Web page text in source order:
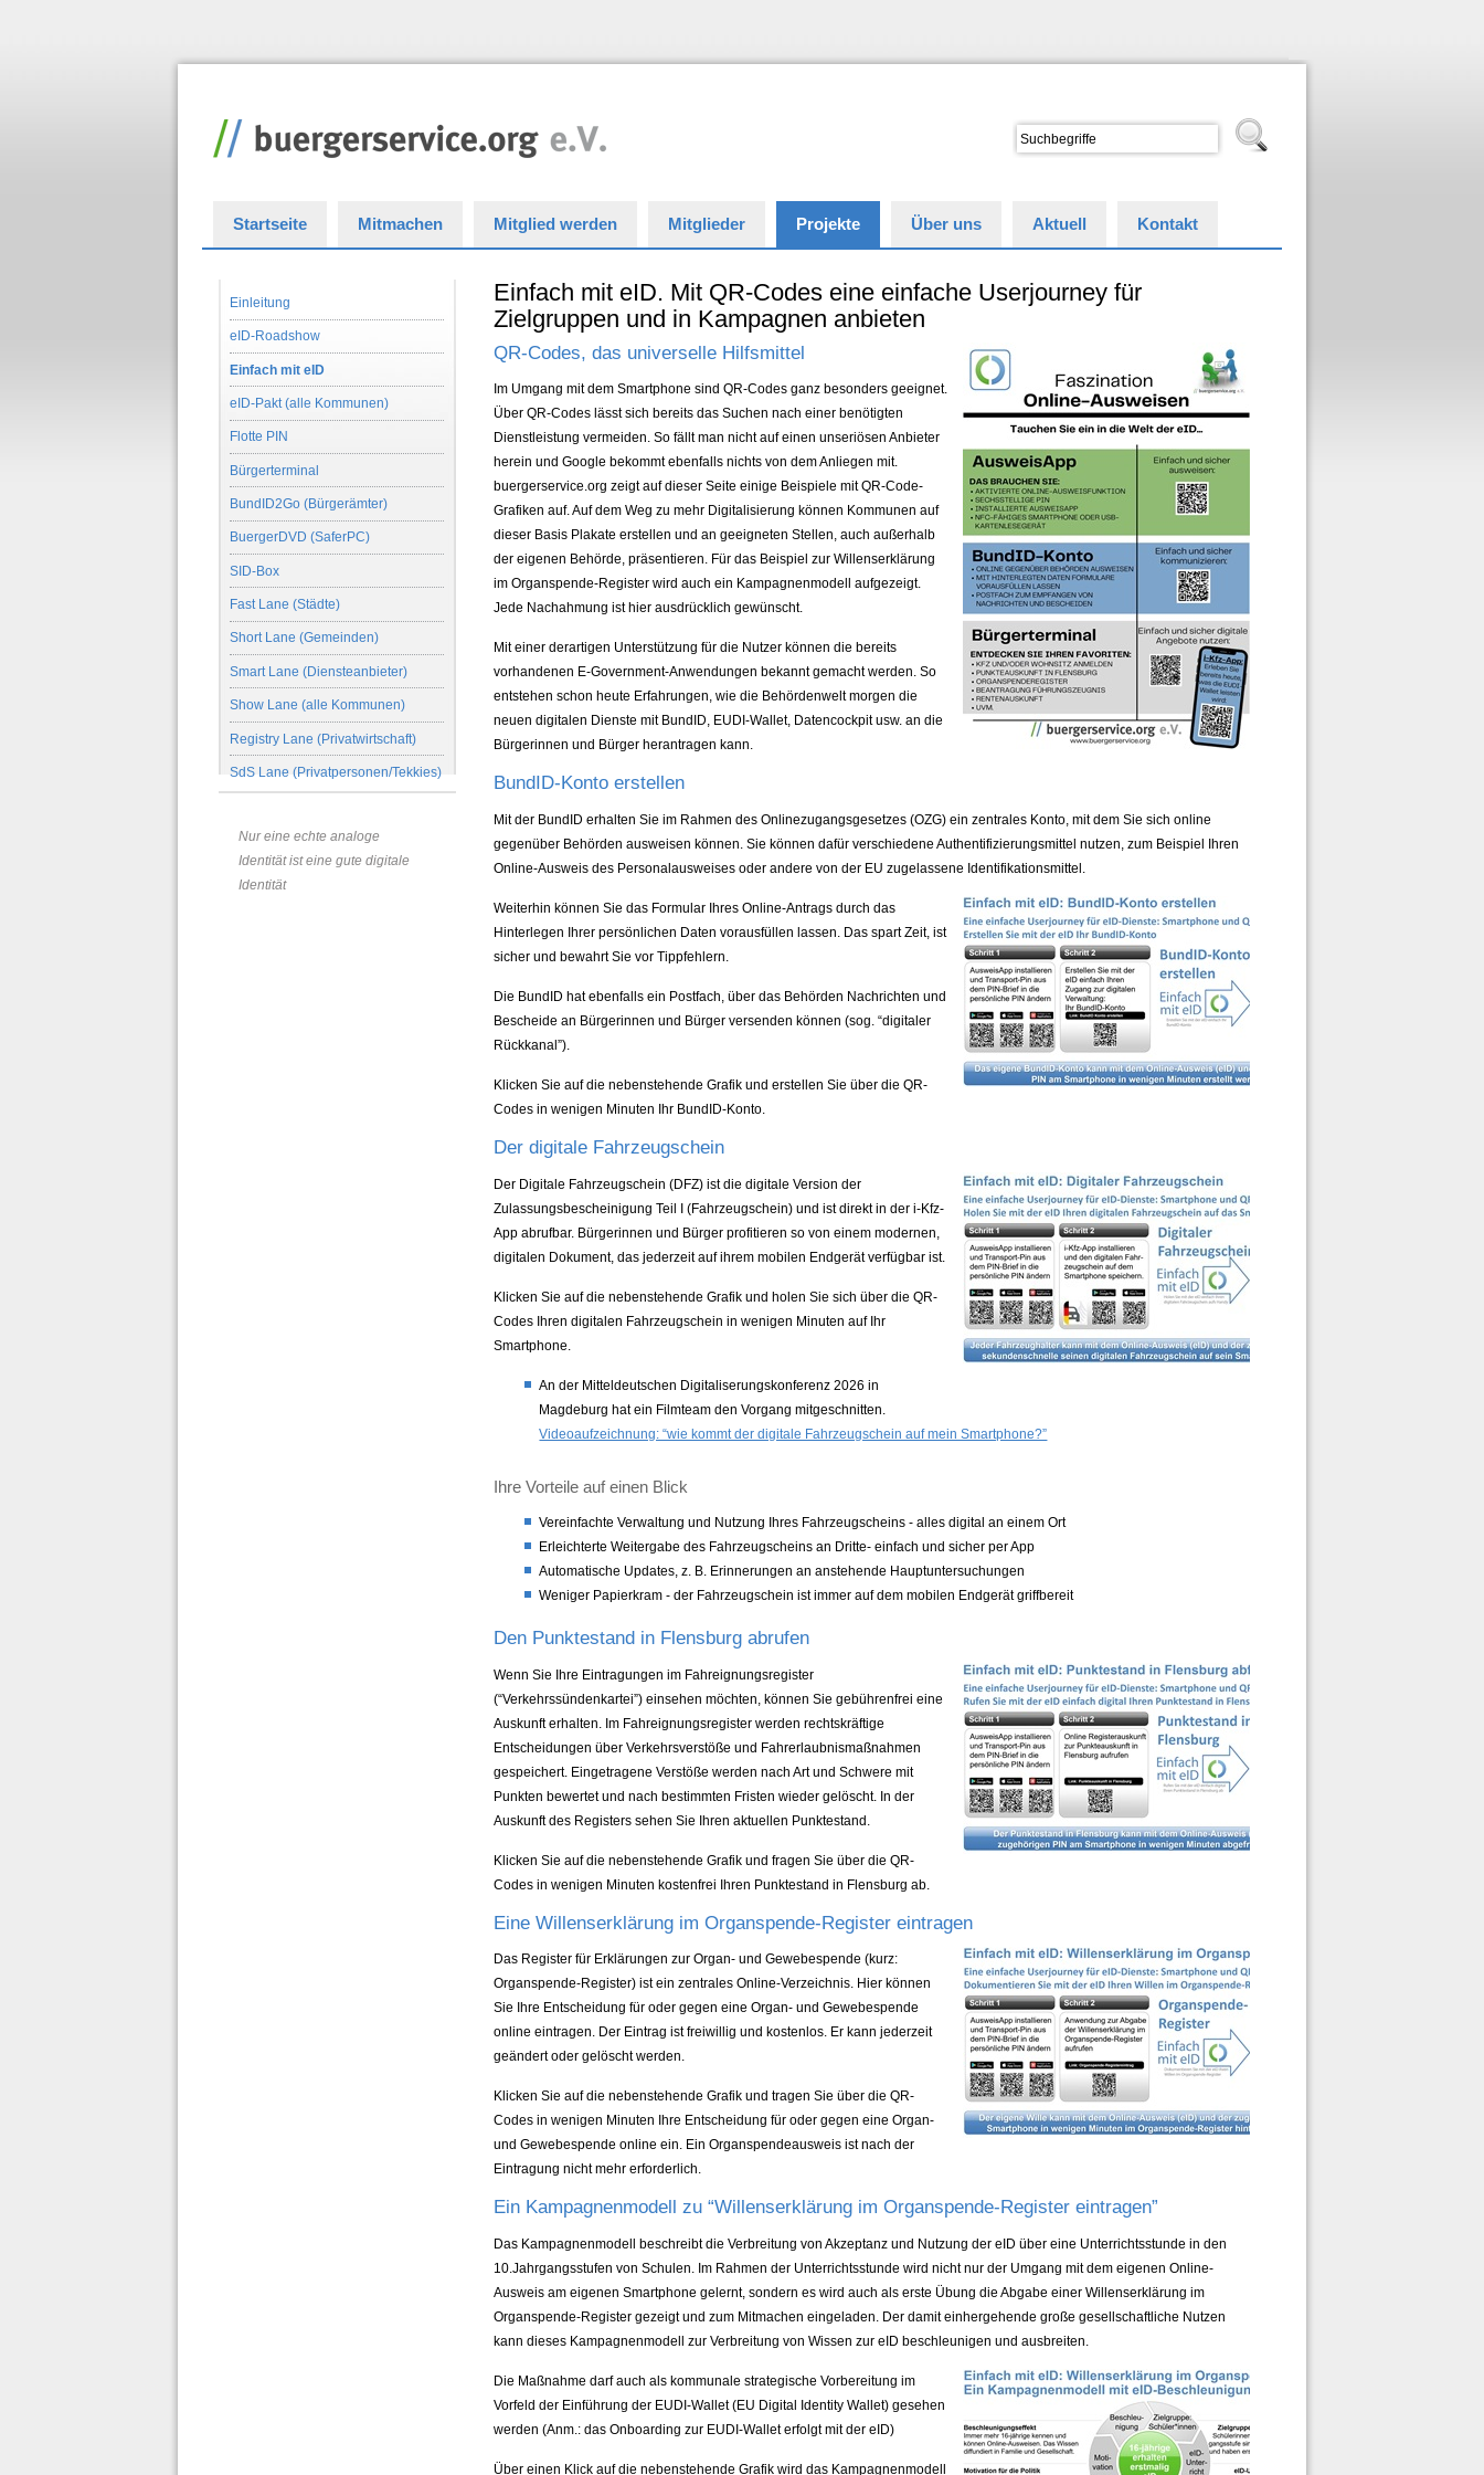
Startseite Mitmachen Mitglied werden Mitglieder Projekte Über uns Aktuell Kontakt
Einleitung
eID-Roadshow
Einfach mit eID
eID-Pakt (alle Kommunen)
Flotte PIN
Bürgerterminal
BundID2Go (Bürgerämter)
BuergerDVD (SaferPC)
SID-Box
Fast Lane (Städte)
Short Lane (Gemeinden)
Smart Lane (Diensteanbieter)
Show Lane (alle Kommunen)
Registry Lane (Privatwirtschaft)
SdS Lane (Privatpersonen/Tekkies)
Nur eine echte analoge
Identität ist eine gute digitale
Identität
Einfach mit eID. Mit QR-Codes eine einfache Userjourney für
Zielgruppen und in Kampagnen anbieten
QR-Codes, das universelle Hilfsmittel
Im Umgang mit dem Smartphone sind QR-Codes ganz besonders geeignet.
Über QR-Codes lässt sich bereits das Suchen nach einer benötigten
Dienstleistung vermeiden. So fällt man nicht auf einen unseriösen Anbieter
herein und Google bekommt ebenfalls nichts von dem Anliegen mit.
buergerservice.org zeigt auf dieser Seite einige Beispiele mit QR-Code-
Grafiken auf. Auf dem Weg zu mehr Digitalisierung können Kommunen auf
dieser Basis Plakate erstellen und an geeigneten Stellen, auch außerhalb
der eigenen Behörde, präsentieren. Für das Beispiel zur Willenserklärung
im Organspende-Register wird auch ein Kampagnenmodell aufgezeigt.
Jede Nachahmung ist hier ausdrücklich gewünscht.
Mit einer derartigen Unterstützung für die Nutzer können die bereits
vorhandenen E-Government-Anwendungen bekannt gemacht werden. So
entstehen schon heute Erfahrungen, wie die Behördenwelt morgen die
neuen digitalen Dienste mit BundID, EUDI-Wallet, Datencockpit usw. an die
Bürgerinnen und Bürger herantragen kann.
BundID-Konto erstellen
Mit der BundID erhalten Sie im Rahmen des Onlinezugangsgesetzes (OZG) ein zentrales Konto, mit dem Sie sich online
gegenüber Behörden ausweisen können. Sie können dafür verschiedene Authentifizierungsmittel nutzen, zum Beispiel Ihren
Online-Ausweis des Personalausweises oder andere von der EU zugelassene Identifikationsmittel.
Weiterhin können Sie das Formular Ihres Online-Antrags durch das
Hinterlegen Ihrer persönlichen Daten vorausfüllen lassen. Das spart Zeit, ist
sicher und bewahrt Sie vor Tippfehlern.
Die BundID hat ebenfalls ein Postfach, über das Behörden Nachrichten und
Bescheide an Bürgerinnen und Bürger versenden können (sog. “digitaler
Rückkanal”).
Klicken Sie auf die nebenstehende Grafik und erstellen Sie über die QR-
Codes in wenigen Minuten Ihr BundID-Konto.
Der digitale Fahrzeugschein
Der Digitale Fahrzeugschein (DFZ) ist die digitale Version der
Zulassungsbescheinigung Teil I (Fahrzeugschein) und ist direkt in der i-Kfz-
App abrufbar. Bürgerinnen und Bürger profitieren so von einem modernen,
digitalen Dokument, das jederzeit auf ihrem mobilen Endgerät verfügbar ist.
Klicken Sie auf die nebenstehende Grafik und holen Sie sich über die QR-
Codes Ihren digitalen Fahrzeugschein in wenigen Minuten auf Ihr
Smartphone.
An der Mitteldeutschen Digitaliserungskonferenz 2026 in
Magdeburg hat ein Filmteam den Vorgang mitgeschnitten.
Videoaufzeichnung: “wie kommt der digitale Fahrzeugschein auf mein Smartphone?”
Ihre Vorteile auf einen Blick
Vereinfachte Verwaltung und Nutzung Ihres Fahrzeugscheins - alles digital an einem Ort
Erleichterte Weitergabe des Fahrzeugscheins an Dritte- einfach und sicher per App
Automatische Updates, z. B. Erinnerungen an anstehende Hauptuntersuchungen
Weniger Papierkram - der Fahrzeugschein ist immer auf dem mobilen Endgerät griffbereit
Den Punktestand in Flensburg abrufen
Wenn Sie Ihre Eintragungen im Fahreignungsregister
(“Verkehrssündenkartei”) einsehen möchten, können Sie gebührenfrei eine
Auskunft erhalten. Im Fahreignungsregister werden rechtskräftige
Entscheidungen über Verkehrsverstöße und Fahrerlaubnismaßnahmen
gespeichert. Eingetragene Verstöße werden nach Art und Schwere mit
Punkten bewertet und nach bestimmten Fristen wieder gelöscht. In der
Auskunft des Registers sehen Sie Ihren aktuellen Punktestand.
Klicken Sie auf die nebenstehende Grafik und fragen Sie über die QR-
Codes in wenigen Minuten kostenfrei Ihren Punktestand in Flensburg ab.
Eine Willenserklärung im Organspende-Register eintragen
Das Register für Erklärungen zur Organ- und Gewebespende (kurz:
Organspende-Register) ist ein zentrales Online-Verzeichnis. Hier können
Sie Ihre Entscheidung für oder gegen eine Organ- und Gewebespende
online eintragen. Der Eintrag ist freiwillig und kostenlos. Er kann jederzeit
geändert oder gelöscht werden.
Klicken Sie auf die nebenstehende Grafik und tragen Sie über die QR-
Codes in wenigen Minuten Ihre Entscheidung für oder gegen eine Organ-
und Gewebespende online ein. Ein Organspendeausweis ist nach der
Eintragung nicht mehr erforderlich.
Ein Kampagnenmodell zu “Willenserklärung im Organspende-Register eintragen”
Das Kampagnenmodell beschreibt die Verbreitung von Akzeptanz und Nutzung der eID über eine Unterrichtsstunde in den
10.Jahrgangsstufen von Schulen. Im Rahmen der Unterrichtsstunde wird nicht nur der Umgang mit dem eigenen Online-
Ausweis am eigenen Smartphone gelernt, sondern es wird auch als erste Übung die Abgabe einer Willenserklärung im
Organspende-Register gezeigt und zum Mitmachen eingeladen. Der damit einhergehende große gesellschaftliche Nutzen
kann dieses Kampagnenmodell zur Verbreitung von Wissen zur eID beschleunigen und ausbreiten.
Die Maßnahme darf auch als kommunale strategische Vorbereitung im
Vorfeld der Einführung der EUDI-Wallet (EU Digital Identity Wallet) gesehen
werden (Anm.: das Onboarding zur EUDI-Wallet erfolgt mit der eID)
Über einen Klick auf die nebenstehende Grafik wird das Kampagnenmodell